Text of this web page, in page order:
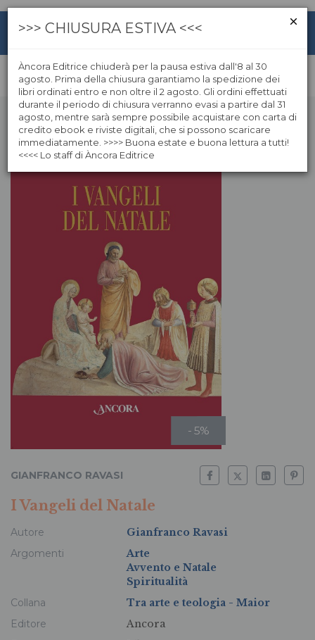
- 5%
GIANFRANCO RAVASI
I Vangeli del Natale
Autore
Gianfranco Ravasi
Argomenti
Arte
Avvento e Natale
Spiritualità
Collana
Tra arte e teologia - Maior
Editore
Ancora
>>> CHIUSURA ESTIVA <<<
Àncora Editrice chiuderà per la pausa estiva dall'8 al 30
agosto. Prima della chiusura garantiamo la spedizione dei
libri ordinati entro e non oltre il 2 agosto. Gli ordini effettuati
durante il periodo di chiusura verranno evasi a partire dal 31
agosto, mentre sarà sempre possibile acquistare con carta di
credito ebook e riviste digitali, che si possono scaricare
immediatamente. >>>> Buona estate e buona lettura a tutti!
<<<< Lo staff di Àncora Editrice